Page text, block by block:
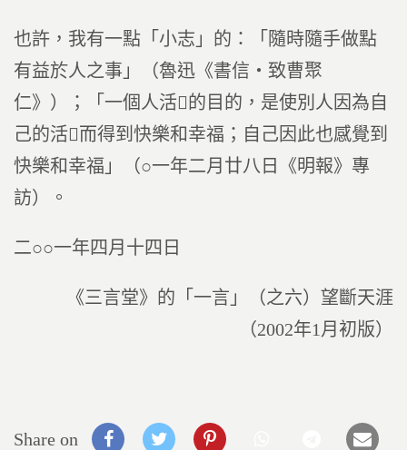
也許，我有一點「小志」的：「隨時隨手做點
有益於人之事」（魯迅《書信‧致曹聚
仁》）；「一個人活的目的，是使別人因為自
己的活而得到快樂和幸福；自己因此也感覺到
快樂和幸福」（○一年二月廿八日《明報》專
訪）。
二○○一年四月十四日
《三言堂》的「一言」（之六）望斷天涯
（2002年1月初版）
Share on